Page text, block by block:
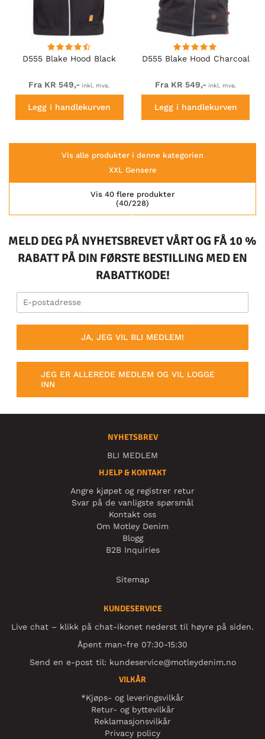
D555 Blake Hood Black
Fra KR 549,- inkl. mva.
Legg i handlekurven
D555 Blake Hood Charcoal
Fra KR 549,- inkl. mva.
Legg i handlekurven
Vis alle produkter i denne kategorien
XXL Gensere
(40/228)
Vis 40 flere produkter
MELD DEG PÅ NYHETSBREVET VÅRT OG FÅ 10 %
RABATT PÅ DIN FØRSTE BESTILLING MED EN
RABATTKODE!
JA, JEG VIL BLI MEDLEM!
JEG ER ALLEREDE MEDLEM OG VIL LOGGE
INN
NYHETSBREV
BLI MEDLEM
HJELP & KONTAKT
Angre kjøpet og registrer retur
Svar på de vanligste spørsmål
Kontakt oss
Om Motley Denim
Blogg
B2B Inquiries
Sitemap
KUNDESERVICE
Live chat – klikk på chat-ikonet nederst til høyre på siden.
Åpent man-fre 07:30-15:30
Send en e-post til: kundeservice@motleydenim.no
VILKÅR
*Kjøps- og leveringsvilkår
Retur- og byttevilkår
Reklamasjonsvilkår
Privacy policy